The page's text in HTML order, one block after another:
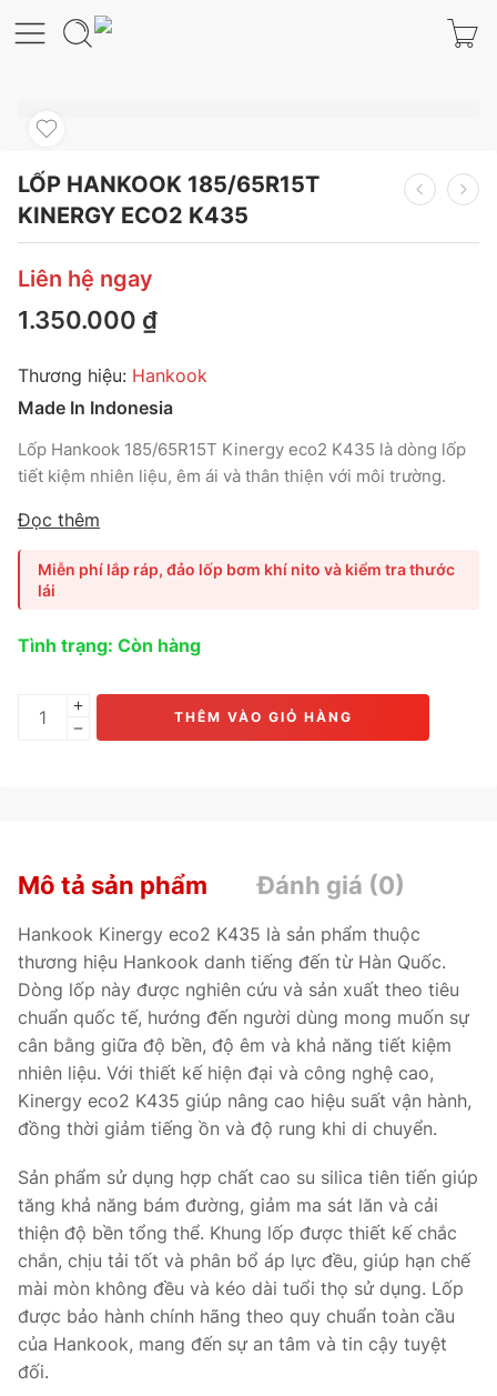
LỐP HANKOOK 185/65R15T
KINERGY ECO2 K435
Liên hệ ngay
Made In Indonesia
1.350.000 ₫
Thương hiệu: Hankook
Lốp Hankook 185/65R15T Kinergy eco2 K435 là dòng lốp
tiết kiệm nhiên liệu, êm ái và thân thiện với môi trường.
hành êm và độ bền cao trong mọi điều kiện di chuyển. Phù
hợp cho các mẫu xe như Toyota Vios, Honda City và Mazda
Đọc thêm
Miễn phí lắp ráp, đảo lốp bơm khí nito và kiểm tra thước
lái
Tình trạng: Còn hàng
THÊM VÀO GIỎ HÀNG
Mô tả sản phẩm Đánh giá (0)
Hankook Kinergy eco2 K435 là sản phẩm thuộc
thương hiệu Hankook danh tiếng đến từ Hàn Quốc.
Dòng lốp này được nghiên cứu và sản xuất theo tiêu
chuẩn quốc tế, hướng đến người dùng mong muốn sự
cân bằng giữa độ bền, độ êm và khả năng tiết kiệm
nhiên liệu. Với thiết kế hiện đại và công nghệ cao,
Kinergy eco2 K435 giúp nâng cao hiệu suất vận hành,
đồng thời giảm tiếng ồn và độ rung khi di chuyển.
Sản phẩm sử dụng hợp chất cao su silica tiên tiến giúp
tăng khả năng bám đường, giảm ma sát lăn và cải
thiện độ bền tổng thể. Khung lốp được thiết kế chắc
chắn, chịu tải tốt và phân bổ áp lực đều, giúp hạn chế
mài mòn không đều và kéo dài tuổi thọ sử dụng. Lốp
được bảo hành chính hãng theo quy chuẩn toàn cầu
của Hankook, mang đến sự an tâm và tin cậy tuyệt
đối.